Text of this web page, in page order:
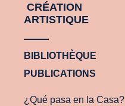
CRÉATION
ARTISTIQUE
BIBLIOTHÈQUE
PUBLICATIONS
¿Qué pasa en la Casa?